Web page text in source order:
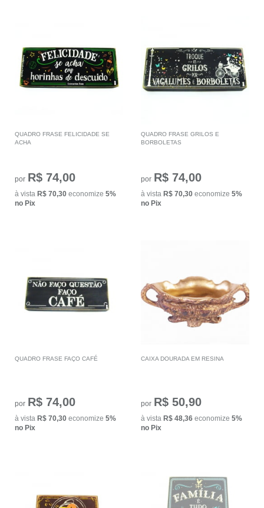
QUADRO FRASE FELICIDADE SE
ACHA
por R$ 74,00
à vista R$ 70,30 economize 5%
no Pix
QUADRO FRASE GRILOS E
BORBOLETAS
por R$ 74,00
à vista R$ 70,30 economize 5%
no Pix
QUADRO FRASE FAÇO CAFÉ
por R$ 74,00
à vista R$ 70,30 economize 5%
no Pix
CAIXA DOURADA EM RESINA
por R$ 50,90
à vista R$ 48,36 economize 5%
no Pix